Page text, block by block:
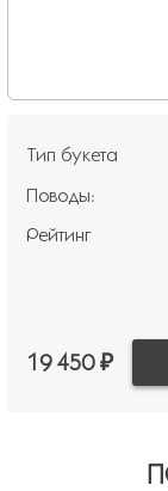
Тип букета
Поводы:
Рейтинг
19 450 ₽